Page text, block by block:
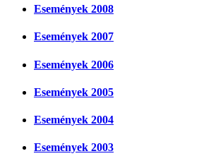
Események 2008
Események 2007
Események 2006
Események 2005
Események 2004
Események 2003